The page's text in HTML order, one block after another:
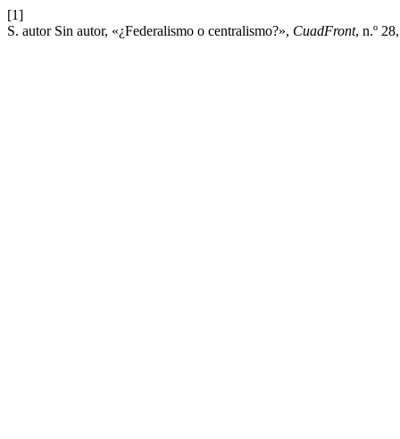
[1]
S. autor Sin autor, «¿Federalismo o centralismo?», CuadFront, n.º